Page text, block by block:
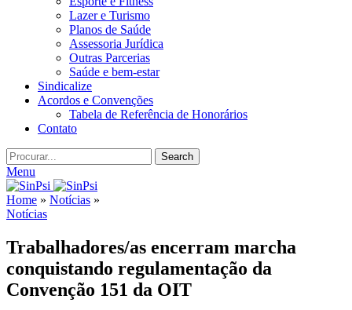
Lazer e Turismo
Planos de Saúde
Assessoria Jurídica
Outras Parcerias
Saúde e bem-estar
Sindicalize
Acordos e Convenções
Tabela de Referência de Honorários
Contato
Search
Menu
Home » Notícias »
Notícias
Trabalhadores/as encerram marcha
conquistando regulamentação da
Convenção 151 da OIT